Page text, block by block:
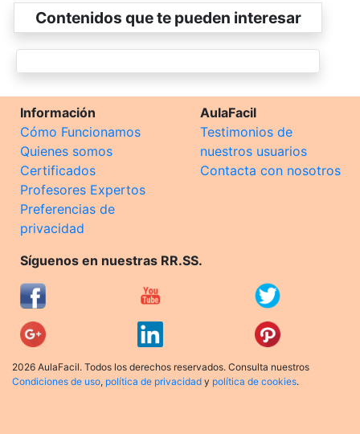
Contenidos que te pueden interesar
Información
Cómo Funcionamos
Quienes somos
Certificados
Profesores Expertos
Preferencias de
privacidad
AulaFacil
Testimonios de
nuestros usuarios
Contacta con nosotros
Síguenos en nuestras RR.SS.
2026 AulaFacil. Todos los derechos reservados. Consulta nuestros
Condiciones de uso, política de privacidad y política de cookies.